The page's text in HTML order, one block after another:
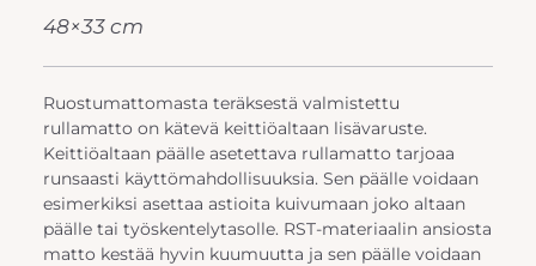
48×33 cm
Ruostumattomasta teräksestä valmistettu
rullamatto on kätevä keittiöaltaan lisävaruste.
Keittiöaltaan päälle asetettava rullamatto tarjoaa
runsaasti käyttömahdollisuuksia. Sen päälle voidaan
esimerkiksi asettaa astioita kuivumaan joko altaan
päälle tai työskentelytasolle. RST-materiaalin ansiosta
matto kestää hyvin kuumuutta ja sen päälle voidaan